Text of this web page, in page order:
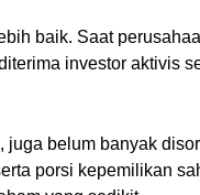
baik. Saat
investor aktivis
belum banyak
porsi kepemilikan